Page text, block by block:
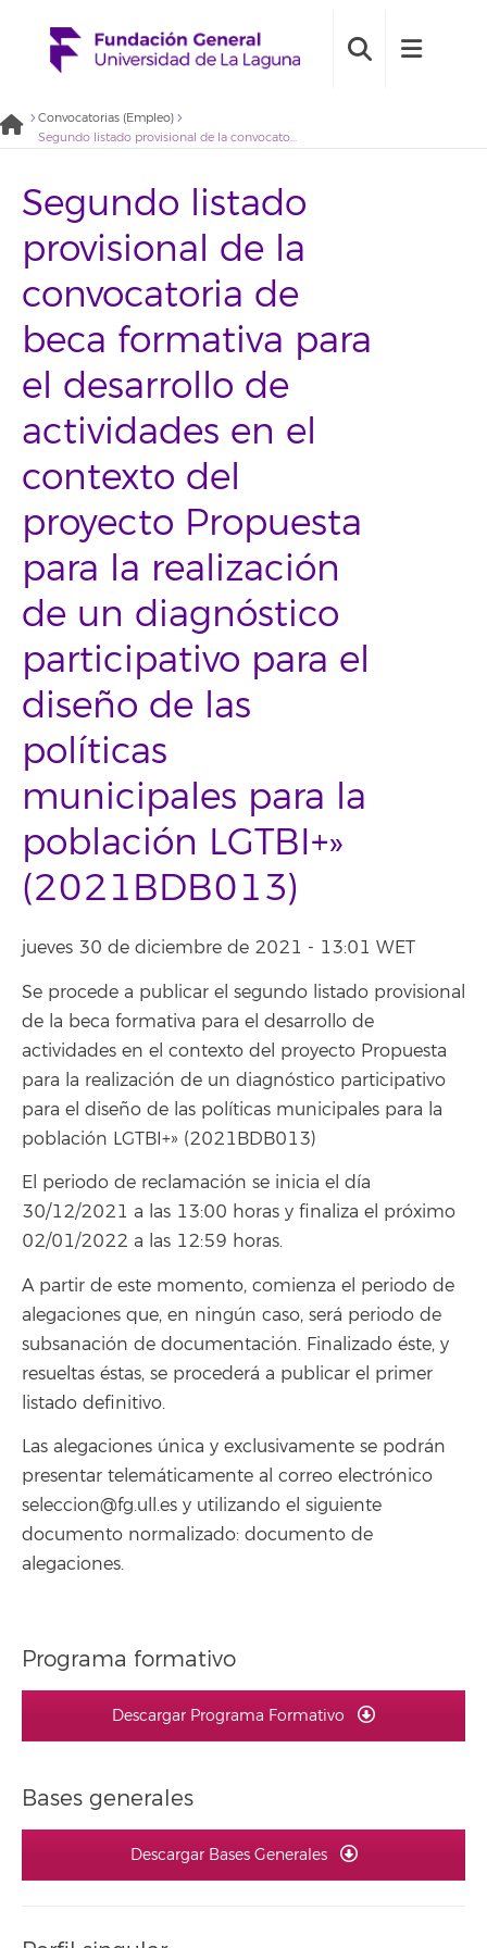
Convocatorias (Empleo)
Segundo listado provisional de la convocatoria de beca formativa para el desarrollo de actividades en el contexto del proyecto Propuesta para la realización de un diagnóstico participativo para el diseño de las políticas municipales para la población LGTBI+» (2021BDB013)
Segundo listado
provisional de la
convocatoria de
beca formativa para
el desarrollo de
actividades en el
contexto del
proyecto Propuesta
para la realización
de un diagnóstico
participativo para el
diseño de las
políticas
municipales para la
población LGTBI+»
(2021BDB013)
jueves 30 de diciembre de 2021 - 13:01 WET
Se procede a publicar el segundo listado provisional
de la beca formativa para el desarrollo de
actividades en el contexto del proyecto Propuesta
para la realización de un diagnóstico participativo
para el diseño de las políticas municipales para la
población LGTBI+» (2021BDB013)
El periodo de reclamación se inicia el día
30/12/2021 a las 13:00 horas y finaliza el próximo
02/01/2022 a las 12:59 horas.
A partir de este momento, comienza el periodo de
alegaciones que, en ningún caso, será periodo de
subsanación de documentación. Finalizado éste, y
resueltas éstas, se procederá a publicar el primer
listado definitivo.
Las alegaciones única y exclusivamente se podrán
presentar telemáticamente al correo electrónico
seleccion@fg.ull.es y utilizando el siguiente
documento normalizado: documento de
alegaciones.
Programa formativo
Descargar Programa Formativo
Bases generales
Descargar Bases Generales